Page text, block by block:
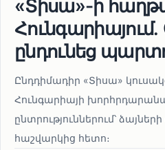
«Տիսա»-ի
ընդունեց
Ընդդիմադիր «Տիսա»
Հունգարիայի
ընտրություններում՝
հաշվարկից հետո։